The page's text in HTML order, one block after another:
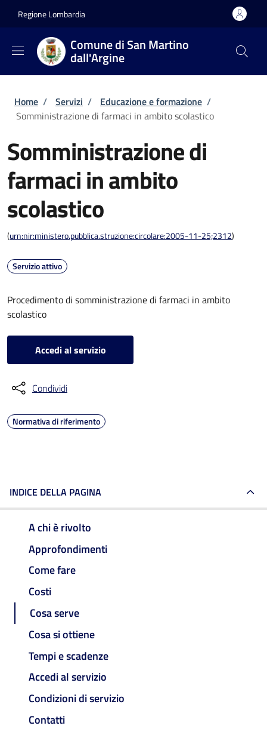
Regione Lombardia
Comune di San Martino
dall'Argine
Briciole di pane
Home / Servizi / Educazione e formazione /
Somministrazione di farmaci in ambito scolastico
Somministrazione di
farmaci in ambito
scolastico
(urn:nir:ministero.pubblica.struzione:circolare:2005-11-25;2312)
Servizio attivo
Procedimento di somministrazione di farmaci in ambito
scolastico
Accedi al servizio
Condividi
Normativa di riferimento
INDICE DELLA PAGINA
A chi è rivolto
Approfondimenti
Come fare
Costi
Cosa serve
Cosa si ottiene
Tempi e scadenze
Accedi al servizio
Condizioni di servizio
Contatti